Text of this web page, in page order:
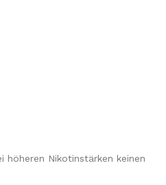
Nikotinstärken keinen